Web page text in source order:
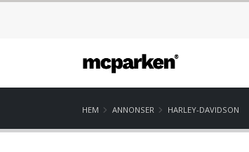
HEM ANNONSER HARLEY-DAVIDSON